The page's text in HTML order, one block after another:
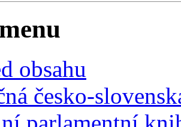
obsahu
česko-